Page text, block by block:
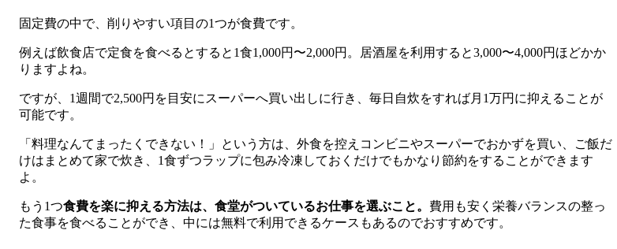
固定費の中で、削りやすい項目の1つが食費です。
例えば飲食店で定食を食べるとすると1食1,000円〜2,000円。居酒屋を利用すると3,000〜4,000円ほどかか
りますよね。
ですが、1週間で2,500円を目安にスーパーへ買い出しに行き、毎日自炊をすれば月1万円に抑えることが
可能です。
「料理なんてまったくできない！」という方は、外食を控えコンビニやスーパーでおかずを買い、ご飯だ
けはまとめて家で炊き、1食ずつラップに包み冷凍しておくだけでもかなり節約をすることができます
よ。
もう1つ食費を楽に抑える方法は、食堂がついているお仕事を選ぶこと。 費用も安く栄養バランスの整っ
た食事を食べることができ、中には無料で利用できるケースもあるのでおすすめです。